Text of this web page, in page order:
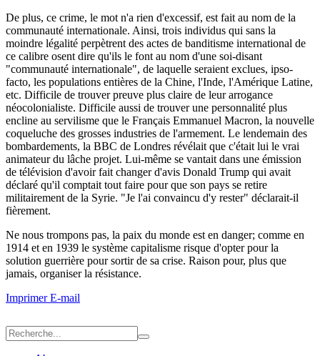
De plus, ce crime, le mot n'a rien d'excessif, est fait au nom de la
communauté internationale. Ainsi, trois individus qui sans la
moindre légalité perpètrent des actes de banditisme international de
ce calibre osent dire qu'ils le font au nom d'une soi-disant
"communauté internationale", de laquelle seraient exclues, ipso-
facto, les populations entières de la Chine, l'Inde, l'Amérique Latine,
etc. Difficile de trouver preuve plus claire de leur arrogance
néocolonialiste. Difficile aussi de trouver une personnalité plus
encline au servilisme que le Français Emmanuel Macron, la nouvelle
coqueluche des grosses industries de l'armement. Le lendemain des
bombardements, la BBC de Londres révélait que c'était lui le vrai
animateur du lâche projet. Lui-même se vantait dans une émission
de télévision d'avoir fait changer d'avis Donald Trump qui avait
déclaré qu'il comptait tout faire pour que son pays se retire
militairement de la Syrie. "Je l'ai convaincu d'y rester" déclarait-il
fièrement.
Ne nous trompons pas, la paix du monde est en danger; comme en
1914 et en 1939 le système capitalisme risque d'opter pour la
solution guerrière pour sortir de sa crise. Raison pour, plus que
jamais, organiser la résistance.
ImprimerE-mail